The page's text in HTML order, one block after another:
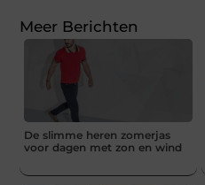
Meer Berichten
De slimme heren zomerjas
voor dagen met zon en wind